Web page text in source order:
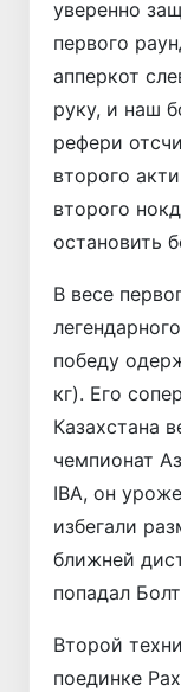
уверенно
первого
апперкот
руку, и наш
рефери
второго
второго
остановить
В весе
победу
кг). Его
Казахстана
чемпионат
IBA, он
избегали
ближней
попадал
Второй
поединке